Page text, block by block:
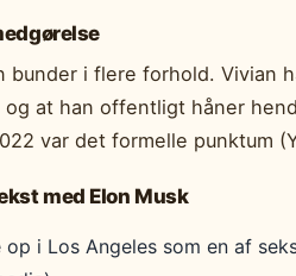
bunder i flere forhold. Vivian
og at han offentligt håner
var det formelle punktum
med Elon Musk
op i Los Angeles som en af